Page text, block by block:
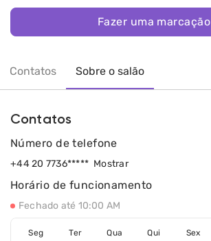
Fazer uma marcação
Contatos Sobre o salão
Contatos
Horário de funcionamento
Fechado até 10:00 AM
Seg
Ter
Qua
Qui
Sex
Número de telefone
+44 20 7736***** Mostrar